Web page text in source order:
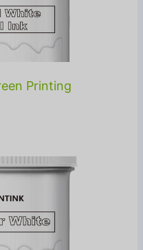
Printing